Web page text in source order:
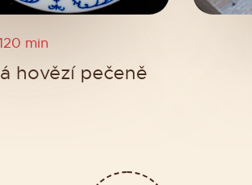
min
hovězí pečeně